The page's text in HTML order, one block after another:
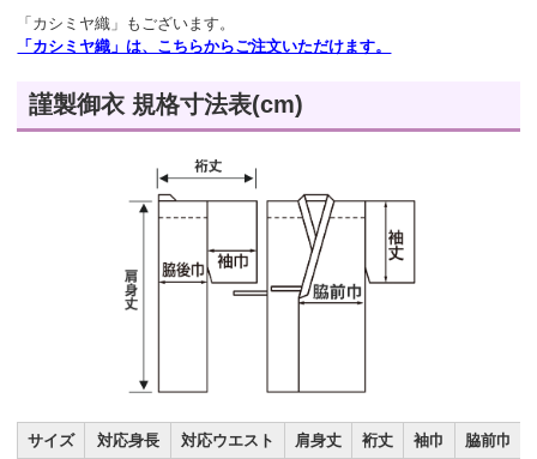
「カシミヤ織」もございます。
「カシミヤ織」は、こちらからご注文いただけます。
謹製御衣 規格寸法表(cm)
サイズ 対応身長 対応ウエスト 肩身丈 裄丈 袖巾 脇前巾